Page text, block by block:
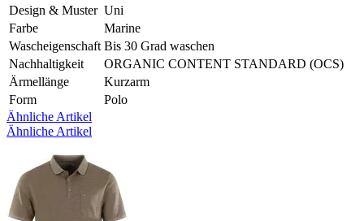
Design & Muster Uni
Farbe
Marine
Wascheigenschaft Bis 30 Grad waschen
Nachhaltigkeit
ORGANIC CONTENT STANDARD (OCS)
Ärmellänge
Kurzarm
Form
Polo
Ähnliche Artikel
Ähnliche Artikel